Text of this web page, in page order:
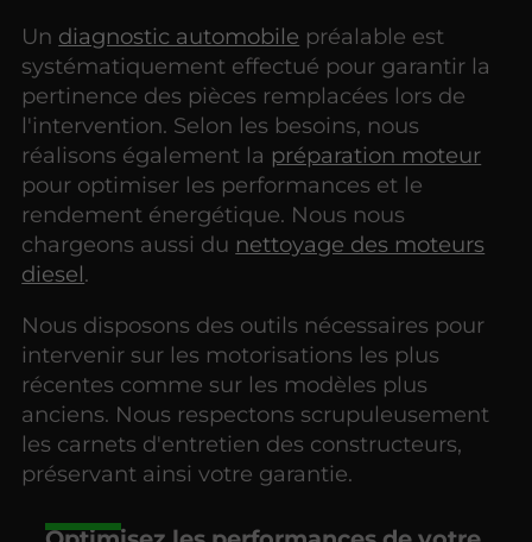
Un diagnostic automobile préalable est
systématiquement effectué pour garantir la
pertinence des pièces remplacées lors de
l'intervention. Selon les besoins, nous
réalisons également la préparation moteur
pour optimiser les performances et le
rendement énergétique. Nous nous
chargeons aussi du nettoyage des moteurs
diesel.
Nous disposons des outils nécessaires pour
intervenir sur les motorisations les plus
récentes comme sur les modèles plus
anciens. Nous respectons scrupuleusement
les carnets d'entretien des constructeurs,
préservant ainsi votre garantie.